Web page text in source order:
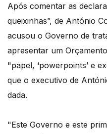
Após comentar as
queixinhas”, de António
acusou o Governo de
apresentar um
"papel, ‘powerpoints’ e
que o executivo de
dada.
"Este Governo e este